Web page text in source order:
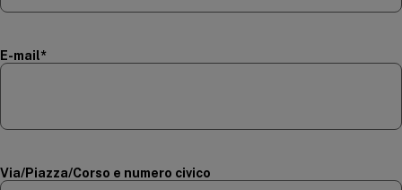
E-mail*(required)
Indirizzo
Via/Piazza/Corso e numero civico